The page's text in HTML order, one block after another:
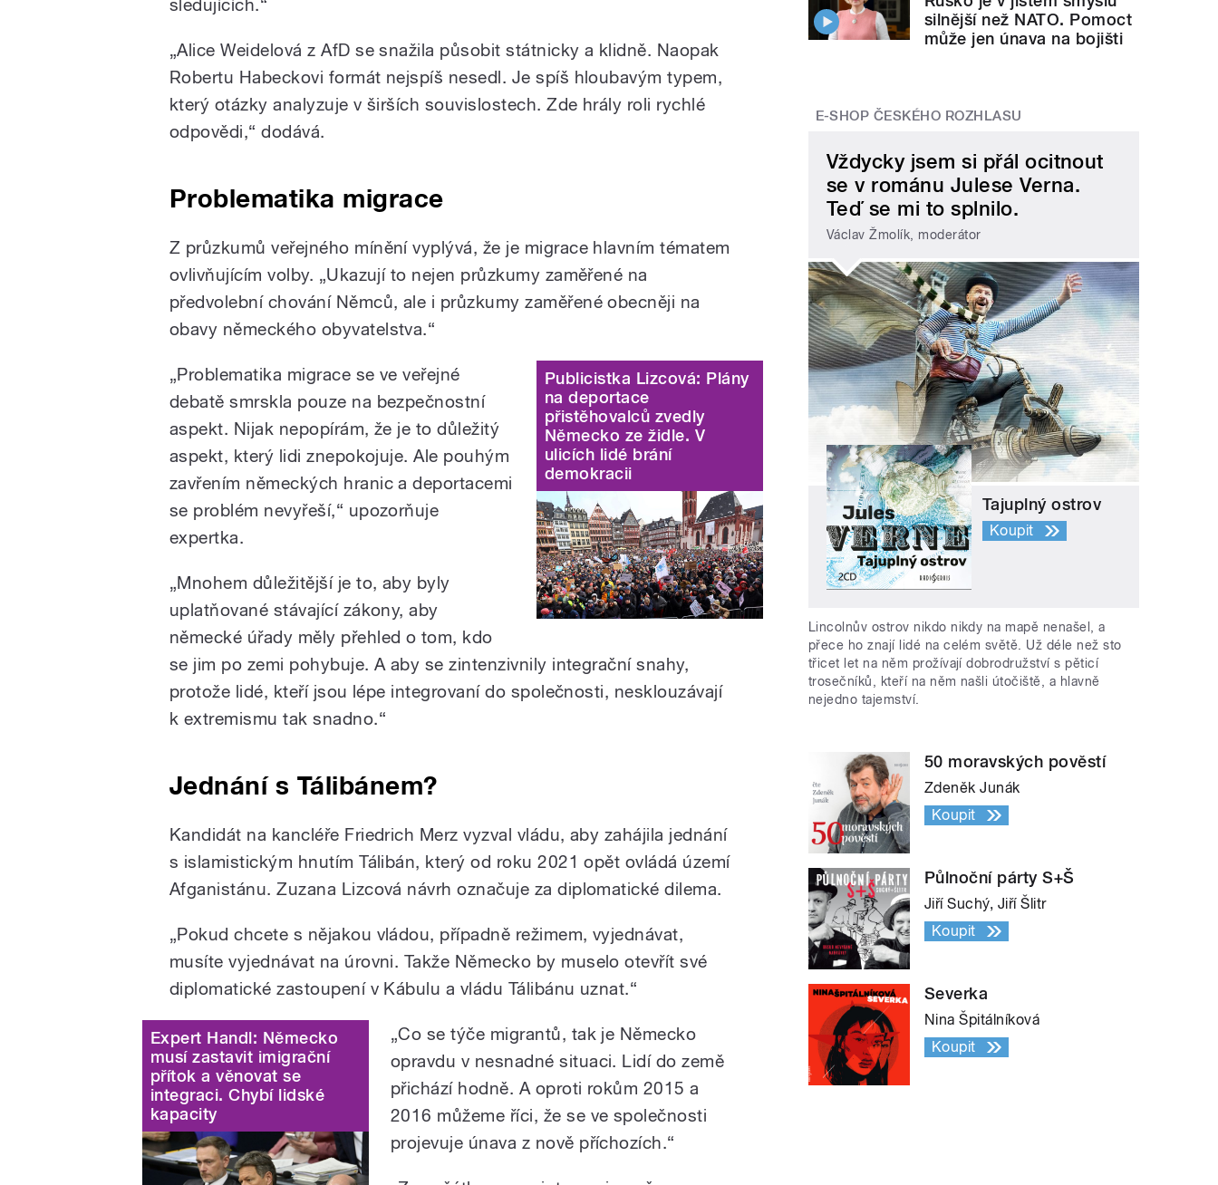
sledujících.“
„Alice Weidelová z AfD se snažila působit státnicky a klidně. Naopak
Robertu Habeckovi formát nejspíš nesedl. Je spíš hloubavým typem,
který otázky analyzuje v širších souvislostech. Zde hrály roli rychlé
odpovědi,“ dodává.
Problematika migrace
Z průzkumů veřejného mínění vyplývá, že je migrace hlavním tématem
ovlivňujícím volby. „Ukazují to nejen průzkumy zaměřené na
předvolební chování Němců, ale i průzkumy zaměřené obecněji na
obavy německého obyvatelstva.“
Publicistka Lizcová: Plány
na deportace
přistěhovalců zvedly
Německo ze židle. V
ulicích lidé brání
demokracii
„Problematika migrace se ve veřejné
debatě smrskla pouze na bezpečnostní
aspekt. Nijak nepopírám, že je to důležitý
aspekt, který lidi znepokojuje. Ale pouhým
zavřením německých hranic a deportacemi
se problém nevyřeší,“ upozorňuje
expertka.
„Mnohem důležitější je to, aby byly
uplatňované stávající zákony, aby
německé úřady měly přehled o tom, kdo
se jim po zemi pohybuje. A aby se zintenzivnily integrační snahy,
protože lidé, kteří jsou lépe integrovaní do společnosti, nesklouzávají
k extremismu tak snadno.“
Jednání s Tálibánem?
Kandidát na kancléře Friedrich Merz vyzval vládu, aby zahájila jednání
s islamistickým hnutím Tálibán, který od roku 2021 opět ovládá území
Afganistánu. Zuzana Lizcová návrh označuje za diplomatické dilema.
„Pokud chcete s nějakou vládou, případně režimem, vyjednávat,
musíte vyjednávat na úrovni. Takže Německo by muselo otevřít své
diplomatické zastoupení v Kábulu a vládu Tálibánu uznat.“
Expert Handl: Německo
musí zastavit imigrační
přítok a věnovat se
integraci. Chybí lidské
kapacity
„Co se týče migrantů, tak je Německo
opravdu v nesnadné situaci. Lidí do země
přichází hodně. A oproti rokům 2015 a
2016 můžeme říci, že se ve společnosti
projevuje únava z nově příchozích.“
silnější než NATO. Pomoct
může jen únava na bojišti
E-SHOP ČESKÉHO ROZHLASU
Vždycky jsem si přál ocitnout
se v románu Julese Verna.
Teď se mi to splnilo.
Václav Žmolík, moderátor
Tajuplný ostrov
Koupit
Lincolnův ostrov nikdo nikdy na mapě nenašel, a
přece ho znají lidé na celém světě. Už déle než sto
třicet let na něm prožívají dobrodružství s pěticí
trosečníků, kteří na něm našli útočiště, a hlavně
nejedno tajemství.
50 moravských pověstí
Zdeněk Junák
Koupit
Půlnoční párty S+Š
Jiří Suchý, Jiří Šlitr
Koupit
Severka
Nina Špitálníková
Koupit